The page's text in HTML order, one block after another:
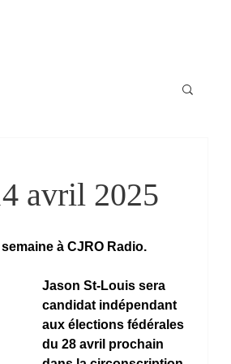
avril 2025
à CJRO Radio.
Jason St-Louis sera
candidat indépendant
aux élections fédérales
du 28 avril prochain